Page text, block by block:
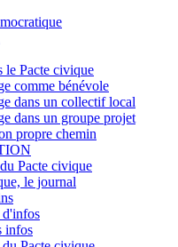
le Pacte civique
comme bénévole
dans un collectif local
dans un groupe projet
propre chemin
Pacte civique
le journal
d'infos
infos